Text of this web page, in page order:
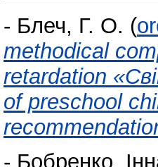
- Блеч, Г. О. (
methodical
retardation
of preschool
- Бобренко,